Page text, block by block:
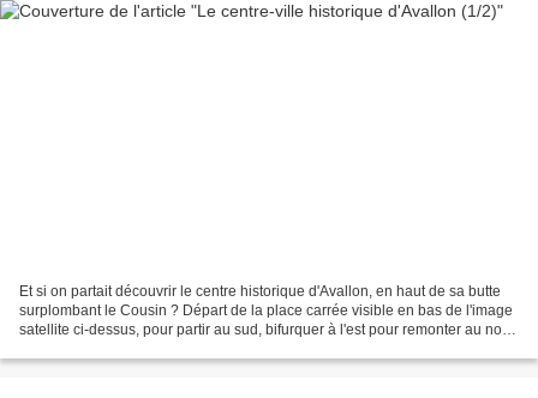
Et si on partait découvrir le centre historique d'Avallon, en haut de sa butte
surplombant le Cousin ? Départ de la place carrée visible en bas de l'image
satellite ci-dessus, pour partir au sud, bifurquer à l'est pour remonter au nord,